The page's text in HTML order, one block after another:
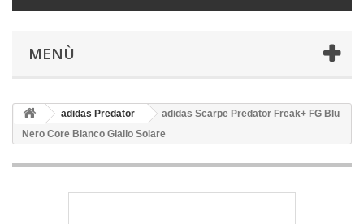
MENÙ
adidas Predator
adidas Scarpe Predator Freak+ FG Blu
Nero Core Bianco Giallo Solare